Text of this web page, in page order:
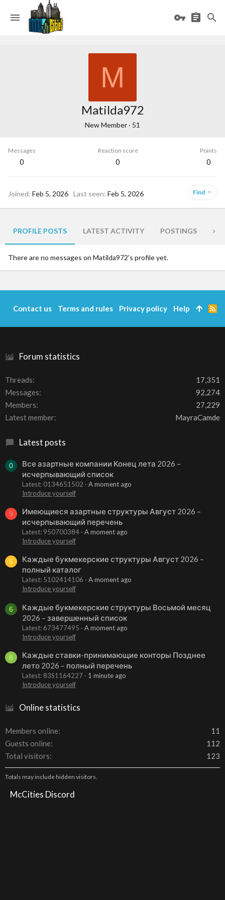
M
Matilda972
New Member · 51
Messages
0
Reaction score
0
Points
0
Joined Feb 5, 2026 Last seen Feb 5, 2026 Find
PROFILE POSTS LATEST ACTIVITY POSTINGS
There are no messages on Matilda972's profile yet.
Forum statistics
Threads
17,351
Messages
92,274
Members
27,229
Latest member
MayraCamde
Latest posts
0
Все азартные компании Конец лета 2026 –
исчерпывающий список
Latest: 0134651502
A moment ago
Introduce yourself
9
Имеющиеся азартные структуры Август 2026 –
исчерпывающий перечень
Latest: 950700384
A moment ago
Introduce yourself
5
Каждые букмекерские структуры Август 2026 –
полный каталог
Latest: 5102414106
A moment ago
Introduce yourself
6
Каждые букмекерские структуры Восьмой месяц
2026 – завершенный список
Latest: 673477495
A moment ago
Introduce yourself
8
Каждые ставки-принимающие конторы Позднее
лето 2026 – полный перечень
Latest: 83S1164227
1 minute ago
Introduce yourself
Online statistics
Members online
11
Guests online
112
Total visitors
123
Totals may include hidden visitors.
McCities Discord
Contact us Terms and rules Privacy policy Help
R
S